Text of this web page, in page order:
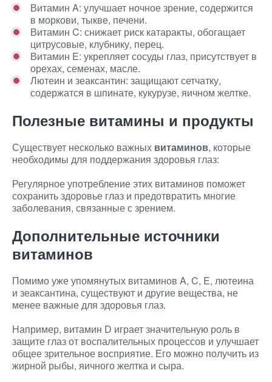
Витамин A: улучшает ночное зрение, содержится
в моркови, тыкве, печени.
Витамин C: снижает риск катаракты, обогащает
цитрусовые, клубнику, перец.
Витамин E: укрепляет сосуды глаз, присутствует в
орехах, семенах, масле.
Лютеин и зеаксантин: защищают сетчатку,
содержатся в шпинате, кукурузе, яичном желтке.
Полезные витамины и продукты
Существует несколько важных витаминов, которые
необходимы для поддержания здоровья глаз:
Регулярное употребление этих витаминов поможет
сохранить здоровье глаз и предотвратить многие
заболевания, связанные с зрением.
Дополнительные источники
витаминов
Помимо уже упомянутых витаминов A, C, E, лютеина
и зеаксантина, существуют и другие вещества, не
менее важные для здоровья глаз.
Например, витамин D играет значительную роль в
защите глаз от воспалительных процессов и улучшает
общее зрительное восприятие. Его можно получить из
жирной рыбы, яичного желтка и сыра.